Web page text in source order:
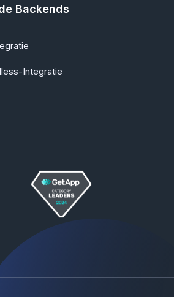
Backends
Integratie